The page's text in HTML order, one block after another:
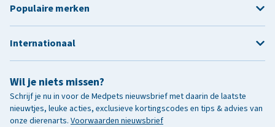
Wil je niets missen?
Schrijf je nu in voor de Medpets nieuwsbrief met daarin de laatste
nieuwtjes, leuke acties, exclusieve kortingscodes en tips & advies van
onze dierenarts. Voorwaarden nieuwsbrief
Populaire merken
Internationaal